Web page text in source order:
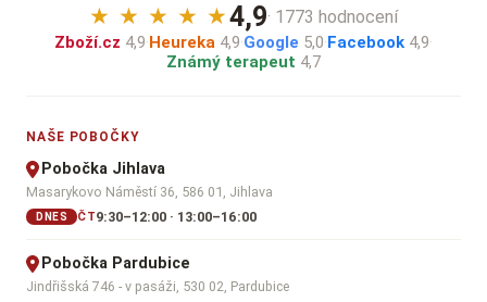
★ ★ ★ ★ ★4,9· 1773 hodnocení
Zboží.cz 4,9·Heureka 4,9·Google 5,0·Facebook 4,9·
Známý terapeut 4,7
NAŠE POBOČKY
Pobočka Jihlava
Masarykovo Náměstí 36, 586 01, Jihlava
DNES ČT9:30–12:00 · 13:00–16:00
Pobočka Pardubice
Jindřišská 746 - v pasáži, 530 02, Pardubice